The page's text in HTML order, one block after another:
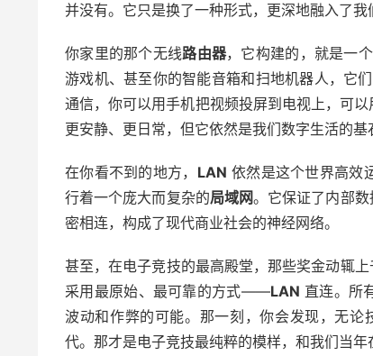
并没有。它只是换了一种形式，更深地融入了我
你家里的那个无线路由器，它构建的，就是一
游戏机、甚至你的智能音箱和扫地机器人，它
通信，你可以用手机把视频投屏到电视上，可
更安静、更日常，但它依然是我们数字生活的基
在你看不到的地方， LAN 依然是这个世界高效
行着一个庞大而复杂的局域网。它保证了内部
密相连，构成了现代商业社会的神经网络。
甚至，在电子竞技的最高殿堂，那些奖金动辄
采用最原始、最可靠的方式——LAN 直连。所
波动和作弊的可能。那一刻，你会发现，无论
代。那才是电子竞技最纯粹的模样，和我们当年